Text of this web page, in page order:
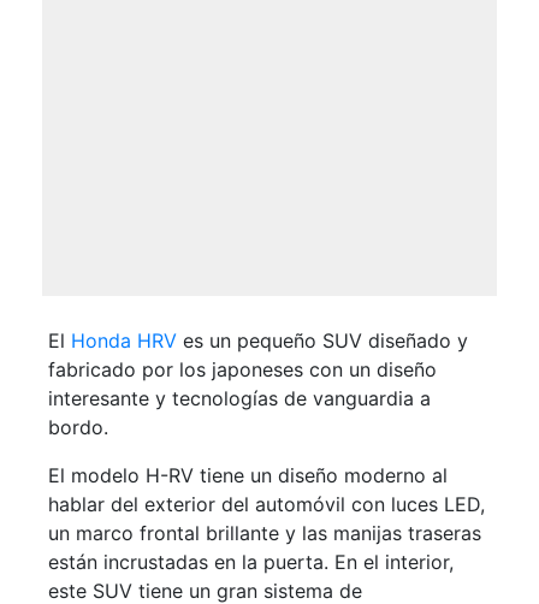
El Honda HRV es un pequeño SUV diseñado y
fabricado por los japoneses con un diseño
interesante y tecnologías de vanguardia a
bordo.
El modelo H-RV tiene un diseño moderno al
hablar del exterior del automóvil con luces LED,
un marco frontal brillante y las manijas traseras
están incrustadas en la puerta. En el interior,
este SUV tiene un gran sistema de